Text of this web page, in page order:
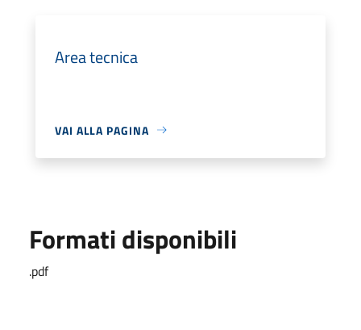
Area tecnica
VAI ALLA PAGINA
Formati disponibili
.pdf